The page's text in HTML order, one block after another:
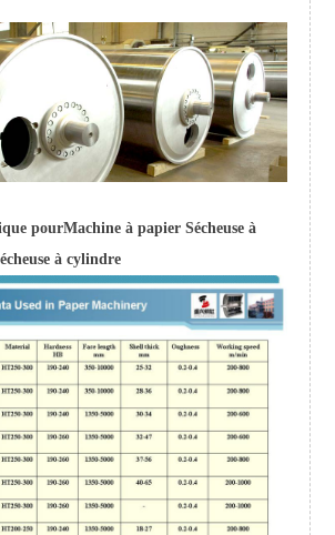
pourMachine à papier Sécheuse à
à cylindre